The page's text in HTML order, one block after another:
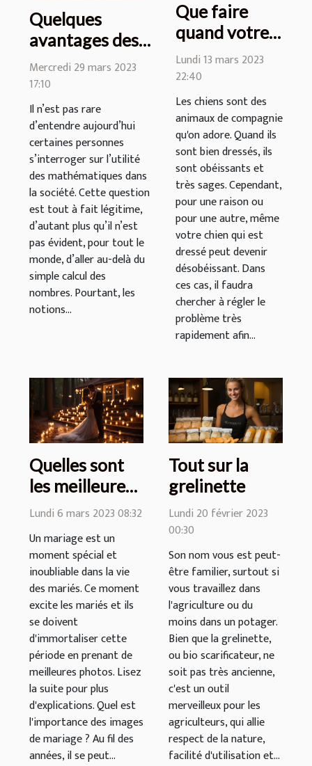
Quelques
avantages des
mathématiques
à connaître
Mercredi 29 mars 2023
17:10
Il n’est pas rare
d’entendre aujourd’hui
certaines personnes
s’interroger sur l’utilité
des mathématiques dans
la société. Cette question
est tout à fait légitime,
d’autant plus qu’il n’est
pas évident, pour tout le
monde, d’aller au-delà du
simple calcul des
nombres. Pourtant, les
notions...
Que faire
quand votre
chien ne vous
obéit plus?
Lundi 13 mars 2023
22:40
Les chiens sont des
animaux de compagnie
qu'on adore. Quand ils
sont bien dressés, ils
sont obéissants et
très sages. Cependant,
pour une raison ou
pour une autre, même
votre chien qui est
dressé peut devenir
désobéissant. Dans
ces cas, il faudra
chercher à régler le
problème très
rapidement afin...
Quelles sont
les meilleures
images pour
mémorable
votre mariage
?
Lundi 6 mars 2023 08:32
Un mariage est un
moment spécial et
inoubliable dans la vie
des mariés. Ce moment
excite les mariés et ils
se doivent
d'immortaliser cette
période en prenant de
meilleures photos. Lisez
la suite pour plus
d'explications. Quel est
l'importance des images
de mariage ? Au fil des
années, il se peut...
Tout sur la
grelinette
Lundi 20 février 2023
00:30
Son nom vous est peut-
être familier, surtout si
vous travaillez dans
l'agriculture ou du
moins dans un potager.
Bien que la grelinette,
ou bio scarificateur, ne
soit pas très ancienne,
c'est un outil
merveilleux pour les
agriculteurs, qui allie
respect de la nature,
facilité d'utilisation et...